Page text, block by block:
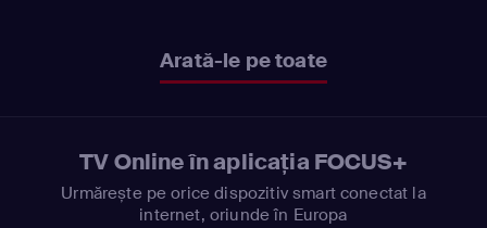
Arată-le pe toate
TV Online în aplicația FOCUS+
Urmărește pe orice dispozitiv smart conectat la
internet, oriunde în Europa